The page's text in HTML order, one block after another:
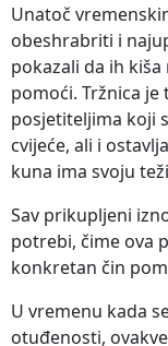
Unatoč
obeshrabriti i
pokazali da ih
pomoći. Tržnica
posjetiteljima koji
cvijeće, ali i
kuna ima svoju
Sav prikupljeni
potrebi, čime ova
konkretan čin
U vremenu kada
otuđenosti,